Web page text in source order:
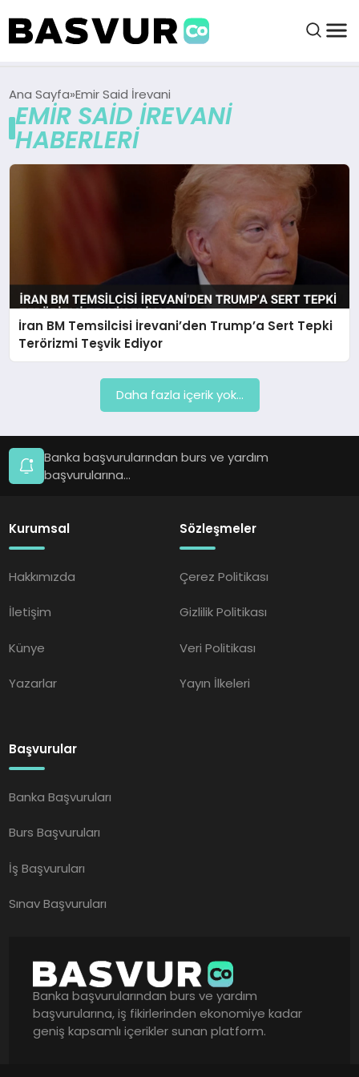
BAŞVURULAR
BAYILIKLER
KRIPTO HABER
Ana Sayfa Emir Said İrevani
EMIR SAID İREVANI
HABERLERI
İran BM Temsilcisi İrevani’den Trump’a Sert Tepki
Terörizmi Teşvik Ediyor
Daha fazla içerik yok...
Banka başvurularından burs ve yardım
başvurularına...
Kurumsal
Hakkımızda
İletişim
Künye
Yazarlar
Sözleşmeler
Çerez Politikası
Gizlilik Politikası
Veri Politikası
Yayın İlkeleri
Başvurular
Banka Başvuruları
Burs Başvuruları
İş Başvuruları
Sınav Başvuruları
Banka başvurularından burs ve yardım
başvurularına, iş fikirlerinden ekonomiye kadar
geniş kapsamlı içerikler sunan platform.